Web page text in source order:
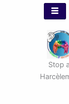
Stop